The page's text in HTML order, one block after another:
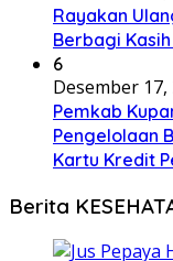
Rayakan
Berbagi
6
Desember 17,
Pemkab
Pengelolaan
Kartu Kredit
Berita